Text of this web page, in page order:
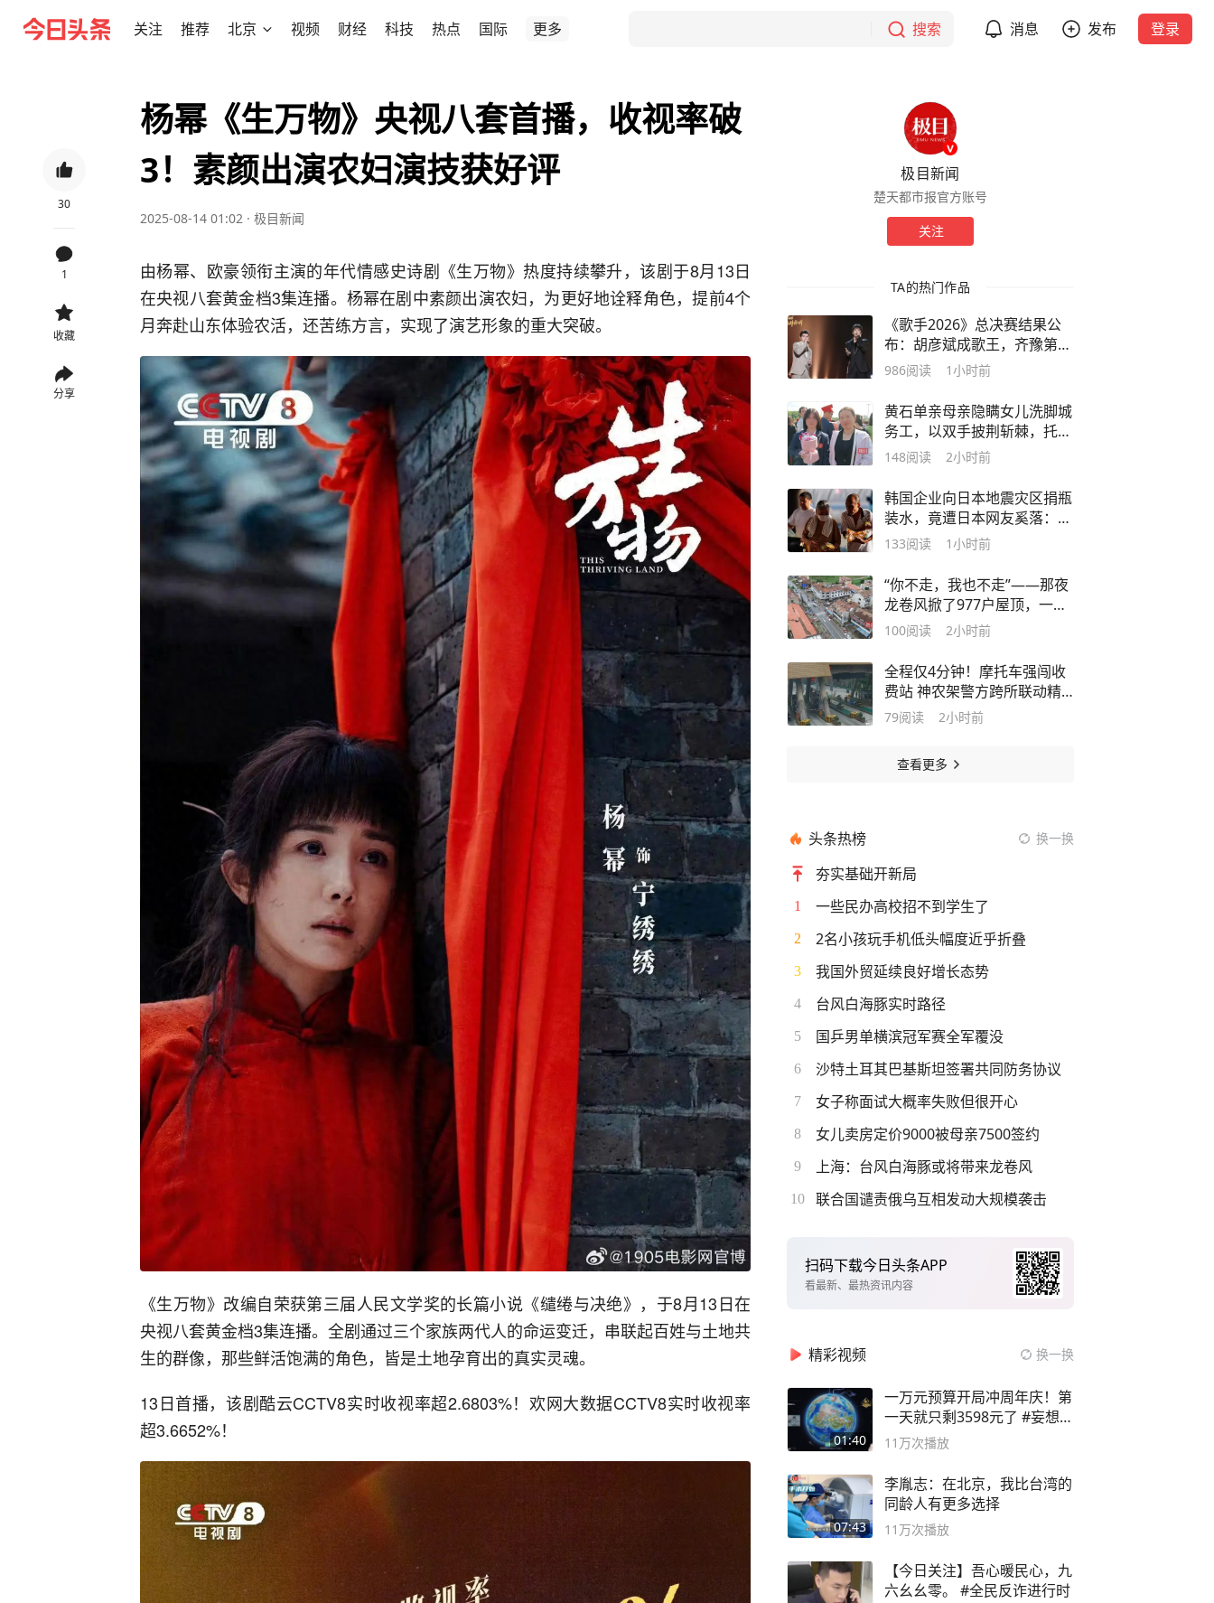
关注 推荐 北京 视频 财经 科技 热点 国际 更多 搜索 消息 发布 登录
30
1
收藏
分享
杨幂《生万物》央视八套首播，收视率破
3！素颜出演农妇演技获好评
2025-08-14 01:02 · 极目新闻
由杨幂、欧豪领衔主演的年代情感史诗剧《生万物》热度持续攀升，该剧于8月13日
在央视八套黄金档3集连播。杨幂在剧中素颜出演农妇，为更好地诠释角色，提前4个
月奔赴山东体验农活，还苦练方言，实现了演艺形象的重大突破。
《生万物》改编自荣获第三届人民文学奖的长篇小说《缱绻与决绝》，于8月13日在
央视八套黄金档3集连播。全剧通过三个家族两代人的命运变迁，串联起百姓与土地共
生的群像，那些鲜活饱满的角色，皆是土地孕育出的真实灵魂。
13日首播，该剧酷云CCTV8实时收视率超2.6803%！欢网大数据CCTV8实时收视率
超3.6652%！
极目新闻
楚天都市报官方账号
关注
TA的热门作品
《歌手2026》总决赛结果公
布：胡彦斌成歌王，齐豫第
二，万妮达第三
986阅读 1小时前
黄石单亲母亲隐瞒女儿洗脚城
务工，以双手披荆斩棘，托举
女儿641分圆梦大学
148阅读 2小时前
韩国企业向日本地震灾区捐瓶
装水，竟遭日本网友奚落：不
想喝韩国水，唯一用途是冲厕
133阅读 1小时前
“你不走，我也不走”——那夜
龙卷风掀了977户屋顶，一个
月后梁子湖畔灯火重新亮起
100阅读 2小时前
全程仅4分钟！摩托车强闯收
费站 神农架警方跨所联动精
准拦截
79阅读 2小时前
查看更多
头条热榜 换一换
夯实基础开新局
1 一些民办高校招不到学生了
2 2名小孩玩手机低头幅度近乎折叠
3 我国外贸延续良好增长态势
4 台风白海豚实时路径
5 国乒男单横滨冠军赛全军覆没
6 沙特土耳其巴基斯坦签署共同防务协议
7 女子称面试大概率失败但很开心
8 女儿卖房定价9000被母亲7500签约
9 上海：台风白海豚或将带来龙卷风
10 联合国谴责俄乌互相发动大规模袭击
扫码下载今日头条APP
看最新、最热资讯内容
精彩视频 换一换
01:40
一万元预算开局冲周年庆！第
一天就只剩3598元了 #妄想山
海
11万次播放
07:43
李胤志：在北京，我比台湾的
同龄人有更多选择
11万次播放
【今日关注】吾心暖民心，九
六幺幺零。 #全民反诈进行时